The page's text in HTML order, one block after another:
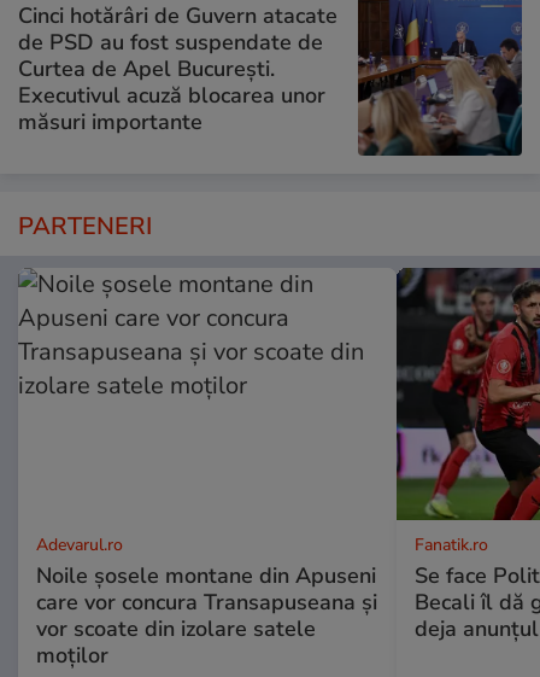
Cinci hotărâri de Guvern atacate
de PSD au fost suspendate de
Curtea de Apel București.
Executivul acuză blocarea unor
măsuri importante
PARTENERI
Adevarul.ro
Noile șosele montane din Apuseni
care vor concura Transapuseana și
vor scoate din izolare satele
moților
Fanatik.ro
Se face
Becali îl dă
deja anunțul